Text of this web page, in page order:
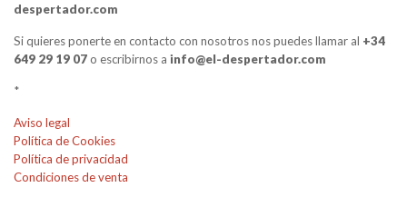
despertador.com
Si quieres ponerte en contacto con nosotros nos puedes llamar al +34
649 29 19 07o escribirnos a info@el-despertador.com
*
Aviso legal
Política de Cookies
Política de privacidad
Condiciones de venta